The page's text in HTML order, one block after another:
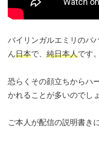
バイリンガルエミリのパ
ん日本で、 純日本人です。
恐らくその顔立ちからハ
かれることが多いのでしょ
ご本人が配信の説明書き